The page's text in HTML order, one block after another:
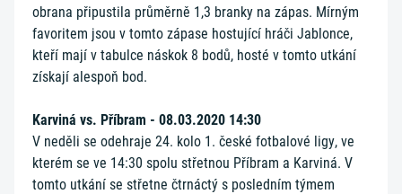
obrana připustila průměrně 1,3 branky na zápas. Mírným
favoritem jsou v tomto zápase hostující hráči Jablonce,
kteří mají v tabulce náskok 8 bodů, hosté v tomto utkání
získají alespoň bod.
Karviná vs. Příbram - 08.03.2020 14:30
V neděli se odehraje 24. kolo 1. české fotbalové ligy, ve
kterém se ve 14:30 spolu střetnou Příbram a Karviná. V
tomto utkání se střetne čtrnáctý s posledním týmem